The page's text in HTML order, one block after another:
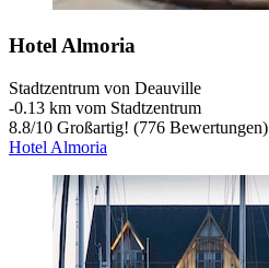
Hotel Almoria
Stadtzentrum von Deauville
‐0.13 km vom Stadtzentrum
8.8/10 Großartig! (776 Bewertungen)
Hotel Almoria